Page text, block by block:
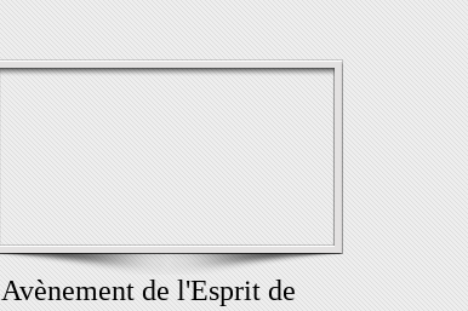
Avènement de l'Esprit de